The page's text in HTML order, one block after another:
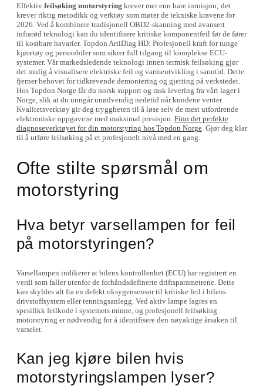
Effektiv feilsøking motorstyring krever mer enn bare intuisjon; det
krever riktig metodikk og verktøy som møter de tekniske kravene for
2026. Ved å kombinere tradisjonell OBD2-skanning med avansert
infrarød teknologi kan du identifisere kritiske komponentfeil før de fører
til kostbare havarier. Topdon ArtiDiag HD: Profesjonell kraft for tunge
kjøretøy og personbiler som sikrer full tilgang til komplekse ECU-
systemer. Vår markedsledende teknologi innen termisk feilsøking gjør
det mulig å visualisere elektriske feil og varmeutvikling i sanntid. Dette
fjerner behovet for tidkrevende demontering og gjetting på verkstedet.
Hos Topdon Norge får du norsk support og rask levering fra vårt lager i
Norge, slik at du unngår unødvendig nedetid når kundene venter.
Kvalitetsverktøy gir deg tryggheten til å løse selv de mest utfordrende
elektroniske oppgavene med maksimal presisjon. Finn det perfekte
diagnoseverktøyet for din motorstyring hos Topdon Norge. Gjør deg klar
til å utføre feilsøking på et profesjonelt nivå med en gang.
Ofte stilte spørsmål om
motorstyring
Hva betyr varsellampen for feil
på motorstyringen?
Varsellampen indikerer at bilens kontrollenhet (ECU) har registrert en
verdi som faller utenfor de forhåndsdefinerte driftsparametrene. Dette
kan skyldes alt fra en defekt oksygensensor til kritiske feil i bilens
drivstoffsystem eller tenningsanlegg. Ved aktiv lampe lagres en
spesifikk feilkode i systemets minne, og profesjonell feilsøking
motorstyring er nødvendig for å identifisere den nøyaktige årsaken til
varselet.
Kan jeg kjøre bilen hvis
motorstyringslampen lyser?